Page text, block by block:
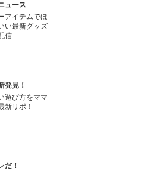
ュース
アイテムでほ
い最新グッズ
信
発見！
遊び方をママ
新リポ！
だ！